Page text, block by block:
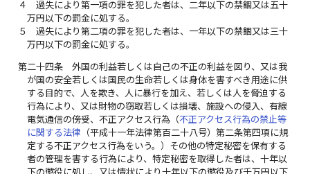
４
過失により第一項の罪を犯した者は、二年以下の禁錮又は五十
万円以下の罰金に処する。
５
過失により第二項の罪を犯した者は、一年以下の禁錮又は三十
万円以下の罰金に処する。
第二十四条
外国の利益若しくは自己の不正の利益を図り、又は我
が国の安全若しくは国民の生命若しくは身体を害すべき用途に供
する目的で、人を欺き、人に暴行を加え、若しくは人を脅迫する
行為により、又は財物の窃取若しくは損壊、施設への侵入、有線
電気通信の傍受、不正アクセス行為（不正アクセス行為の禁止等
に関する法律 （平成十一年法律第百二十八号）第二条第四項に規
定する不正アクセス行為をいう。）その他の特定秘密を保有する
者の管理を害する行為により、特定秘密を取得した者は、十年以